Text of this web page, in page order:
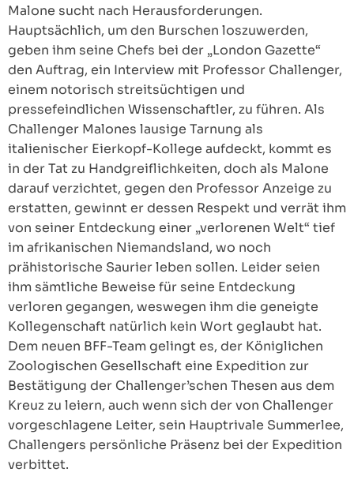
Malone sucht nach Herausforderungen.
Hauptsächlich, um den Burschen loszuwerden,
geben ihm seine Chefs bei der „London Gazette“
den Auftrag, ein Interview mit Professor Challenger,
einem notorisch streitsüchtigen und
pressefeindlichen Wissenschaftler, zu führen. Als
Challenger Malones lausige Tarnung als
italienischer Eierkopf-Kollege aufdeckt, kommt es
in der Tat zu Handgreiflichkeiten, doch als Malone
darauf verzichtet, gegen den Professor Anzeige zu
erstatten, gewinnt er dessen Respekt und verrät ihm
von seiner Entdeckung einer „verlorenen Welt“ tief
im afrikanischen Niemandsland, wo noch
prähistorische Saurier leben sollen. Leider seien
ihm sämtliche Beweise für seine Entdeckung
verloren gegangen, weswegen ihm die geneigte
Kollegenschaft natürlich kein Wort geglaubt hat.
Dem neuen BFF-Team gelingt es, der Königlichen
Zoologischen Gesellschaft eine Expedition zur
Bestätigung der Challenger’schen Thesen aus dem
Kreuz zu leiern, auch wenn sich der von Challenger
vorgeschlagene Leiter, sein Hauptrivale Summerlee,
Challengers persönliche Präsenz bei der Expedition
verbittet.